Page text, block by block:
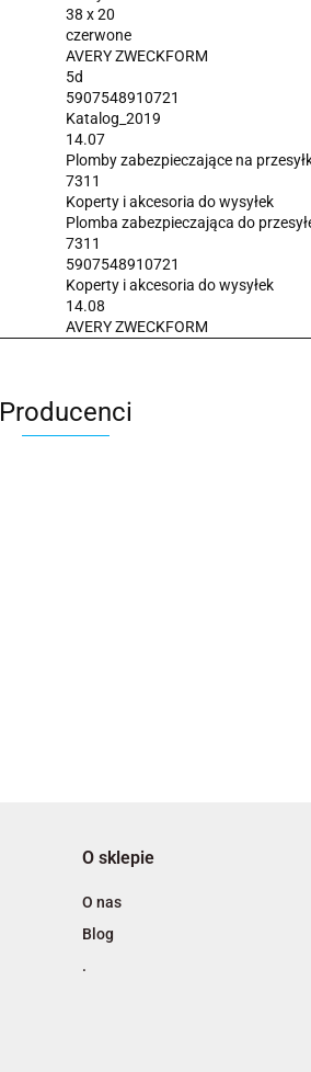
38 x 20
czerwone
AVERY ZWECKFORM
5d
5907548910721
Katalog_2019
14.07
Plomby zabezpieczające na
7311
Koperty i akcesoria do wysyłek
Plomba zabezpieczająca do
7311
5907548910721
Koperty i akcesoria do wysyłek
14.08
AVERY ZWECKFORM
Producenci
A4 Tech
O sklepie
O nas
Blog
.